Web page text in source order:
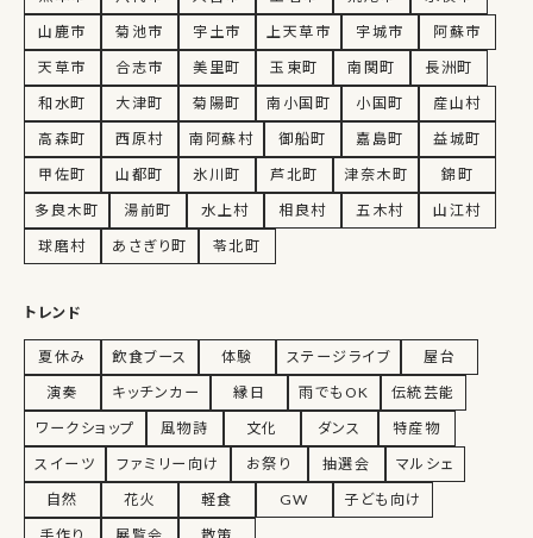
山鹿市
菊池市 宇土市 上天草市 宇城市
阿蘇市
天草市
合志市 美里町 玉東町 南関町
長洲町
和水町
大津町 菊陽町 南小国町 小国町
産山村
高森町
西原村 南阿蘇村 御船町 嘉島町
益城町
甲佐町
山都町 氷川町 芦北町 津奈木町
錦町
多良木町
湯前町 水上村 相良村 五木村
山江村
球磨村
あさぎり町 苓北町
トレンド
夏休み 飲食ブース 体験 ステージライブ
屋台
演奏
キッチンカー 縁日 雨でもOK
伝統芸能
ワークショップ
風物詩 文化 ダンス
特産物
スイーツ
ファミリー向け お祭り 抽選会
マルシェ
自然
花火 軽食 GW
子ども向け